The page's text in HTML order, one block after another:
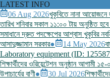
LATEST INFO
06 Aug 2026খুকৃবিতে নানা
তারিখ শনিবার সকাল ১১:০০ টায় অনুষ্ঠিত
সমাধানে দ্রুত পদক্ষেপের আশ্বাস খুকৃবির
আসাদুজ্জামান সরকার● 14 May 2026
Laboratory equipment (ID:
শিক্ষার্থীদের ওরিয়েন্টেশন অনুষ্ঠান আগামী
উপাচার্যের বাণী● 30 Jul 2026